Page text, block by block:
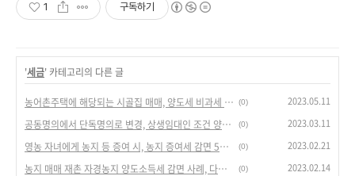
1 구독하기
'세금' 카테고리의 다른 글
농어촌주택에 해당되는 시골집 매매, 양도세 비과세 조건 (0) 2023.05.11
공동명의에서 단독명의로 변경, 상생임대인 조건 양도세 비과세 해당 여부[vs 혼인으로 인한 증여] (0) 2023.03.11
영농 자녀에게 농지 등 증여 시, 농지 증여세 감면 5년간 1억원, [영농상속공제] (0) 2023.02.21
농지 매매 재촌 자경농지 양도소득세 감면 사례, 다른 소득이 있는 경우 해당되나? (0) 2023.02.14